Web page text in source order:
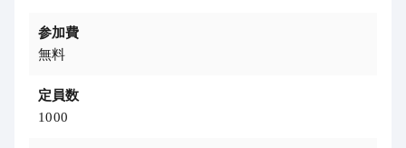
参加費
無料
定員数
1000